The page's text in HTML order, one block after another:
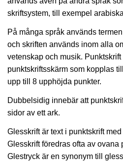
skriftsystem, till exempel
På många språk används
och skriften används inom alla
vetenskap och musik.
punktskriftsskärm som kopplas
upp till 8 upphöjda punkter.
Dubbelsidig innebär att
sidor av ett ark.
Glesskrift är text i punktskrift
Glesskrift föredras ofta av ovana
Glestryck är en synonym till